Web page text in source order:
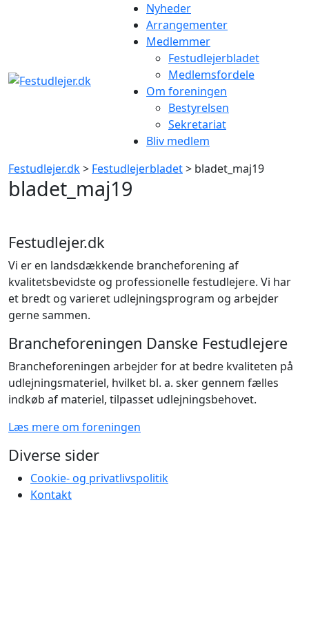
Nyheder
Arrangementer
Medlemmer
Festudlejerbladet
Medlemsfordele
Om foreningen
Bestyrelsen
Sekretariat
Bliv medlem
Festudlejer.dk> Festudlejerbladet> bladet_maj19
bladet_maj19
Festudlejer.dk
Vi er en landsdækkende brancheforening af
kvalitetsbevidste og professionelle festudlejere. Vi har
et bredt og varieret udlejningsprogram og arbejder
gerne sammen.
Brancheforeningen Danske Festudlejere
Brancheforeningen arbejder for at bedre kvaliteten på
udlejningsmateriel, hvilket bl. a. sker gennem fælles
indkøb af materiel, tilpasset udlejningsbehovet.
Læs mere om foreningen
Diverse sider
Cookie- og privatlivspolitik
Kontakt